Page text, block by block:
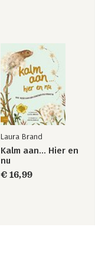
Laura Brand
Kalm aan… Hier en
nu
€ 16,99